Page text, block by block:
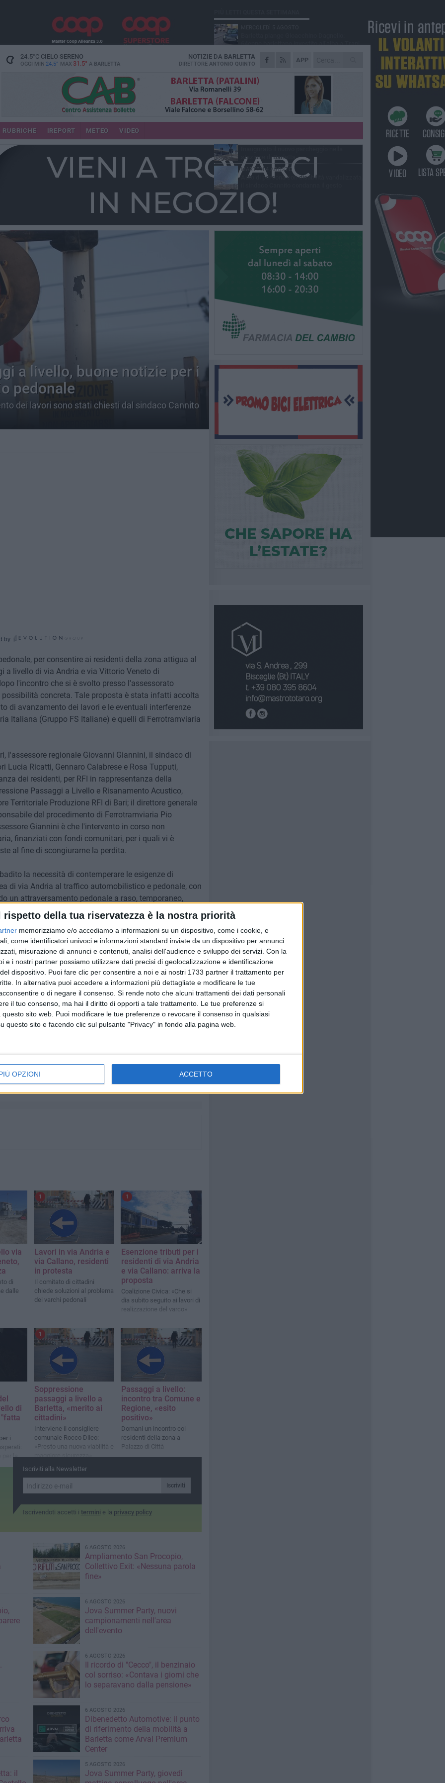
rispetto della tua riservatezza è la nostra priorità
memorizziamo e/o accediamo a informazioni su un dispositivo, come i cookie, e
come identificatori univoci e informazioni standard inviate da un dispositivo per annunci
misurazione di annunci e contenuti, analisi dell'audience e sviluppo dei servizi. Con la
e i nostri partner possiamo utilizzare dati precisi di geolocalizzazione e identificazione
dispositivo. Puoi fare clic per consentire a noi e ai nostri 1733 partner il trattamento per
In alternativa puoi accedere a informazioni più dettagliate e modificare le tue
o di negare il consenso. Si rende noto che alcuni trattamenti dei dati personali
il tuo consenso, ma hai il diritto di opporti a tale trattamento. Le tue preferenze si
sito web. Puoi modificare le tue preferenze o revocare il consenso in qualsiasi
questo sito e facendo clic sul pulsante "Privacy" in fondo alla pagina web.
OPZIONI ACCETTO
24.5°CCIELO SERENO
OGGI MIN 24.5° MAX 31.5° A BARLETTA
APP
NOTIZIE DA BARLETTA
DIRETTORE ANTONIO QUINTO
RUBRICHE IREPORT METEO VIDEO
a livello, buone notizie per i
pedonale
dei lavori sono stati chiesti dal sindaco Cannito
by
per consentire ai residenti della zona attigua al
a livello di via Andria e via Vittorio Veneto di
l'incontro che si è svolto presso l'assessorato
concreta. Tale proposta è stata infatti accolta
di avanzamento dei lavori e le eventuali interferenze
Italiana (Gruppo FS Italiane) e quelli di Ferrotramviaria
l'assessore regionale Giovanni Giannini, il sindaco di
Lucia Ricatti, Gennaro Calabrese e Rosa Tupputi,
dei residenti, per RFI in rappresentanza della
Passaggi a Livello e Risanamento Acustico,
Territoriale Produzione RFI di Bari; il direttore generale
del procedimento di Ferrotramviaria Pio
Giannini è che l'intervento in corso non
finanziati con fondi comunitari, per i quali vi è
al fine di scongiurarne la perdita.
la necessità di contemperare le esigenze di
di via Andria al traffico automobilistico e pedonale, con
un attraversamento pedonale a raso, temporaneo,
e via Filannino. La richiesta è stata accolta dal
è stato concordato che della progettazione e della
L'ente ora provvederà a redigere un progetto che
L'idea è quella di perfezionare una proposta
nell'area adiacente l'ex distributore di carburanti in
è diventato in questo momento possibile
scorso, il servizio ferroviario lungo la tratta Andria –
è sospeso e, con esso, anche i pericoli legati
lavori sono stati chiesti dal sindaco Cannito ai
che sono in corso le attività propedeutiche allo
i termini contrattuali all'appaltatore. Richiesta,
Giannini.
via
di
dalle
1
Lavori in via Andria e
via Callano, residenti
in protesta
Il comitato di cittadini
chiede soluzioni al problema
dei varchi pedonali
1
Esenzione tributi per i
residenti di via Andria
e via Callano: arriva la
proposta
Coalizione Civica: «Che si
dia subito seguito ai lavori di
realizzazione del varco»
di
i
per la
1
Soppressione
passaggi a livello a
Barletta, «merito ai
cittadini»
Interviene il consigliere
comunale Rocco Dileo:
«Presto una nuova viabilità e
maggiore sicurezza»
Passaggi a livello:
incontro tra Comune e
Regione, «esito
positivo»
Domani un incontro coi
residenti della zona a
Palazzo di Città
Iscriviti alla Newsletter
Iscriviti
Iscrivendoti accetti i termini e la privacy policy
6 AGOSTO 2026
Ampliamento San Procopio,
Collettivo Exit: «Nessuna parola
fine»
6 AGOSTO 2026
Jova Summer Party, nuovi
campionamenti nell'area
dell'evento
6 AGOSTO 2026
Il ricordo di "Cecco", il benzinaio
col sorriso: «Contava i giorni che
lo separavano dalla pensione»
6 AGOSTO 2026
Dibenedetto Automotive: il punto
di riferimento della mobilità a
Barletta come Arval Premium
Center
il
5 AGOSTO 2026
Jova Summer Party, giovedì
64enne barlettano investito all'alba a Trani
GIOVEDÌ 6 AGOSTO
Il ricordo di "Cecco", il benzinaio col
separavano dalla pensione»
MERCOLEDÌ 5 AGOSTO
Jova Summer Party, giovedì mattina
sopralluogo nell'area dell'evento
DOMENICA 2 AGOSTO
Beni confiscati alla mafia. Nasce il servizio
VENERDÌ 31 LUGLIO
stazione di Barletta
MARTEDÌ 4 AGOSTO
Auto di persona con disabilità vandalizzata,